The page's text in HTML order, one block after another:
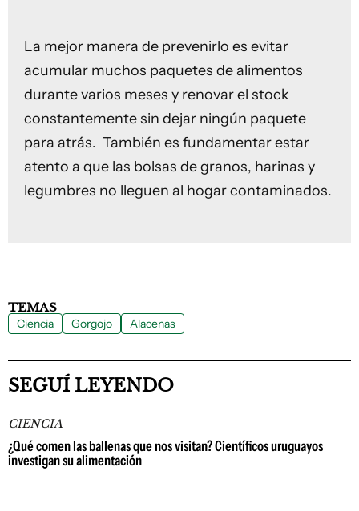
La mejor manera de prevenirlo es evitar
acumular muchos paquetes de alimentos
durante varios meses y renovar el stock
constantemente sin dejar ningún paquete
para atrás. También es fundamentar estar
atento a que las bolsas de granos, harinas y
legumbres no lleguen al hogar contaminados.
TEMAS
Ciencia Gorgojo Alacenas
SEGUÍ LEYENDO
CIENCIA
¿Qué comen las ballenas que nos visitan? Científicos uruguayos
investigan su alimentación